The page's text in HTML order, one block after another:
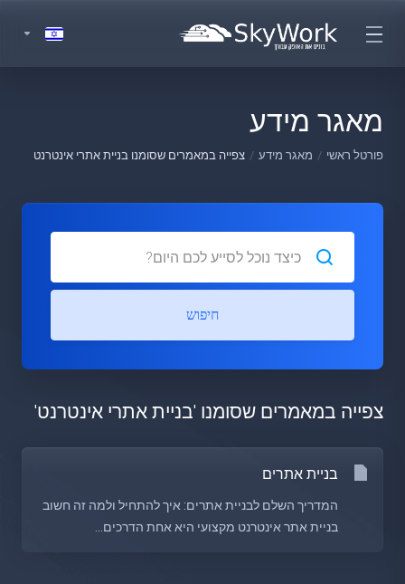
מאגר מידע
פורטל ראשי מאגר מידע צפייה במאמרים שסומנו בניית אתרי אינטרנט
חיפוש
צפייה במאמרים שסומנו 'בניית אתרי אינטרנט'
בניית אתרים
המדריך השלם לבניית אתרים: איך להתחיל ולמה זה חשוב
בניית אתר אינטרנט מקצועי היא אחת הדרכים...